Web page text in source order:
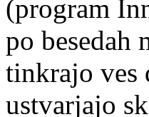
(program
po besedah
tinkrajo ves
ustvarjajo